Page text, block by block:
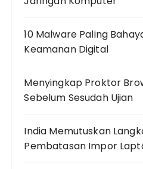
10 Malware Paling
Keamanan Digital
Menyingkap Proktor
Sebelum Sesudah Ujian
India Memutuskan
Pembatasan Impor